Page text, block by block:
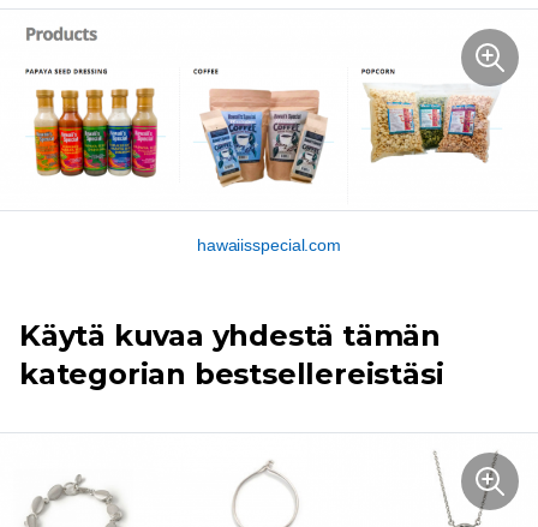
hawaiisspecial.com
Käytä kuvaa yhdestä tämän
kategorian bestsellereistäsi